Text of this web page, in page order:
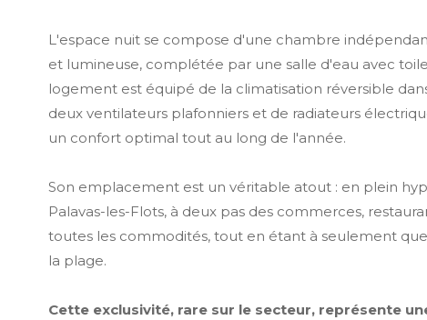
L'espace nuit se compose d'une chambre
et lumineuse, complétée par une salle d'eau avec
logement est équipé de la climatisation réversible
deux ventilateurs plafonniers et de radiateurs
un confort optimal tout au long de l'année.
Son emplacement est un véritable atout : en plein
Palavas-les-Flots, à deux pas des commerces,
toutes les commodités, tout en étant à seulement
la plage.
Cette exclusivité, rare sur le secteur, représente